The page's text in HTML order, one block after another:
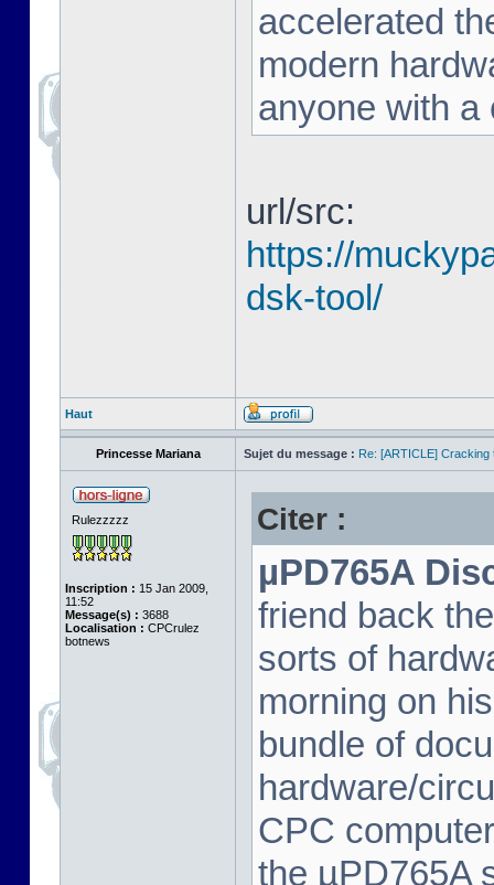
accelerated
modern
anyone with a
url/src:
https://
dsk-tool/
Haut
Princesse Mariana Sujet du message : Re: [ARTICLE] Cracking
Rulezzzzz
Inscription : 15 Jan 2009,
11:52
Message(s) : 3688
Localisation : CPCrulez
botnews
Citer :
µPD765A
friend back
sorts of
morning on
bundle of
hardware/
CPC
the µPD765A